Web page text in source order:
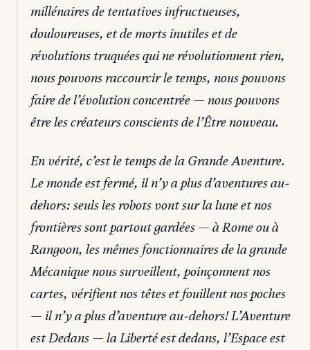
millénaires de tentatives infructueuses,
douloureuses, et de morts inutiles et de
révolutions truquées qui ne révolutionnent rien,
nous pouvons raccourcir le temps, nous pouvons
faire de l’évolution concentrée — nous pouvons
être les créateurs conscients de l’Être nouveau.
En vérité, c’est le temps de la Grande Aventure.
Le monde est fermé, il n’y a plus d’aventures au-
dehors: seuls les robots vont sur la lune et nos
frontières sont partout gardées — à Rome ou à
Rangoon, les mêmes fonctionnaires de la grande
Mécanique nous surveillent, poinçonnent nos
cartes, vérifient nos têtes et fouillent nos poches
— il n’y a plus d’aventure au-dehors! L’Aventure
est Dedans — la Liberté est dedans, l’Espace est